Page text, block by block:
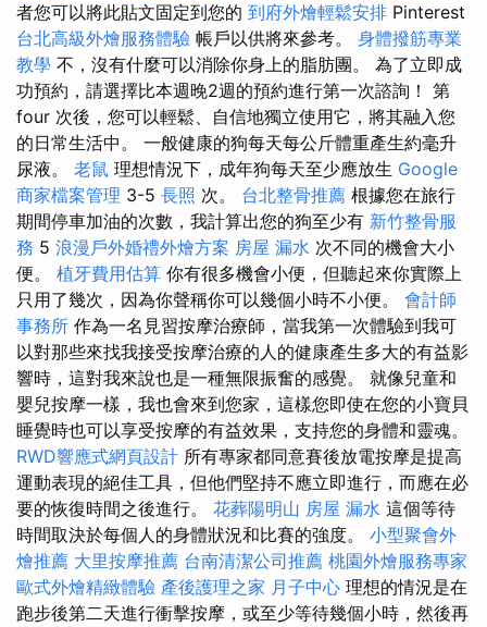
者您可以將此貼文固定到您的 到府外燴輕鬆安排 Pinterest
台北高級外燴服務體驗 帳戶以供將來參考。 身體撥筋專業
教學 不，沒有什麼可以消除你身上的脂肪團。 為了立即成
功預約，請選擇比本週晚2週的預約進行第一次諮詢！ 第
four 次後，您可以輕鬆、自信地獨立使用它，將其融入您
的日常生活中。 一般健康的狗每天每公斤體重產生約毫升
尿液。 老鼠 理想情況下，成年狗每天至少應放生 Google
商家檔案管理 3-5 長照 次。 台北整骨推薦 根據您在旅行
期間停車加油的次數，我計算出您的狗至少有 新竹整骨服
務 5 浪漫戶外婚禮外燴方案 房屋 漏水 次不同的機會大小
便。 植牙費用估算 你有很多機會小便，但聽起來你實際上
只用了幾次，因為你聲稱你可以幾個小時不小便。 會計師
事務所 作為一名見習按摩治療師，當我第一次體驗到我可
以對那些來找我接受按摩治療的人的健康產生多大的有益影
響時，這對我來說也是一種無限振奮的感覺。 就像兒童和
嬰兒按摩一樣，我也會來到您家，這樣您即使在您的小寶貝
睡覺時也可以享受按摩的有益效果，支持您的身體和靈魂。
RWD響應式網頁設計 所有專家都同意賽後放電按摩是提高
運動表現的絕佳工具，但他們堅持不應立即進行，而應在必
要的恢復時間之後進行。 花葬陽明山 房屋 漏水 這個等待
時間取決於每個人的身體狀況和比賽的強度。 小型聚會外
燴推薦 大里按摩推薦 台南清潔公司推薦 桃園外燴服務專家
歐式外燴精緻體驗 產後護理之家 月子中心 理想的情況是在
跑步後第二天進行衝擊按摩，或至少等待幾個小時，然後再